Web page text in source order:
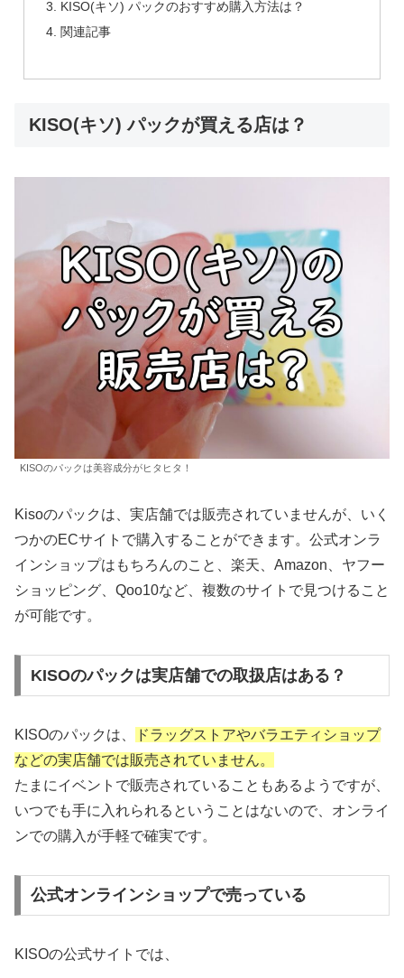
KISO(キソ) パックのおすすめ購入方法は？
関連記事
KISO(キソ) パックが買える店は？
KISOのパックは美容成分がヒタヒタ！
Kisoのパックは、実店舗では販売されていませんが、いく
つかのECサイトで購入することができます。公式オンラ
インショップはもちろんのこと、楽天、Amazon、ヤフー
ショッピング、Qoo10など、複数のサイトで見つけること
が可能です。
KISOのパックは実店舗での取扱店はある？
KISOのパックは、
ドラッグストアやバラエティショップ
などの実店舗では販売されていません。
たまにイベントで販売されていることもあるようですが、
いつでも手に入れられるということはないので、オンライ
ンでの購入が手軽で確実です。
公式オンラインショップで売っている
KISOの公式サイトでは、